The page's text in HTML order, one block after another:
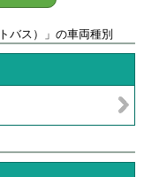
バス）」の車両種別